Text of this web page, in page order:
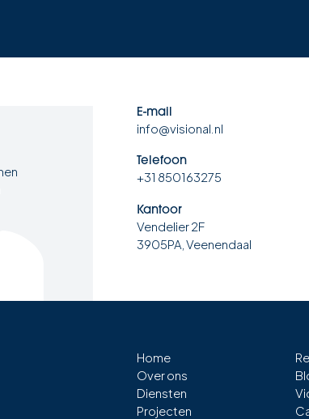
E-mail
info@visional.nl
Telefoon
+31 850163275
Kantoor
Vendelier 2F
3905PA, Veenendaal
Home
Over ons
Diensten
Projecten